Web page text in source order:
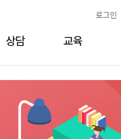
로그인
상담 교육